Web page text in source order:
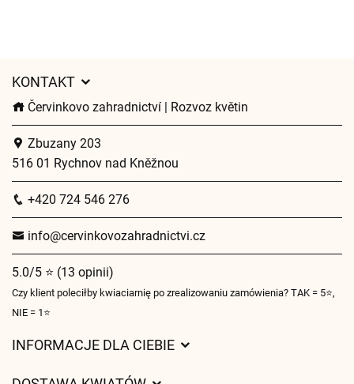
KONTAKT
Červinkovo zahradnictví | Rozvoz květin
Zbuzany 203
516 01 Rychnov nad Kněžnou
+420 724 546 276
info@cervinkovozahradnictvi.cz
5.0/5 ⭐ (13 opinii)
Czy klient poleciłby kwiaciarnię po zrealizowaniu zamówienia? TAK = 5⭐,
NIE = 1⭐
INFORMACJE DLA CIEBIE